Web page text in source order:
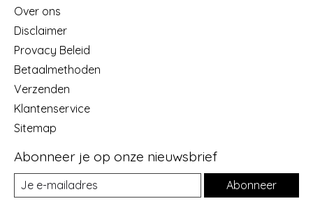
Over ons
Disclaimer
Provacy Beleid
Betaalmethoden
Verzenden
Klantenservice
Sitemap
Abonneer je op onze nieuwsbrief
Abonneer